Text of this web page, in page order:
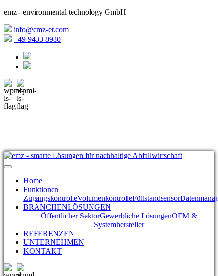
emz - environmental technology GmbH
info@emz-et.com
+49 9433 8980
Home
Funktionen
ZugangskontrolleVolumenkontrolleFüllstandsensor
BRANCHENLÖSUNGEN
Öffentlicher SektorGewerbliche LösungenOEM &
Systemhersteller
REFERENZEN
UNTERNEHMEN
KONTAKT